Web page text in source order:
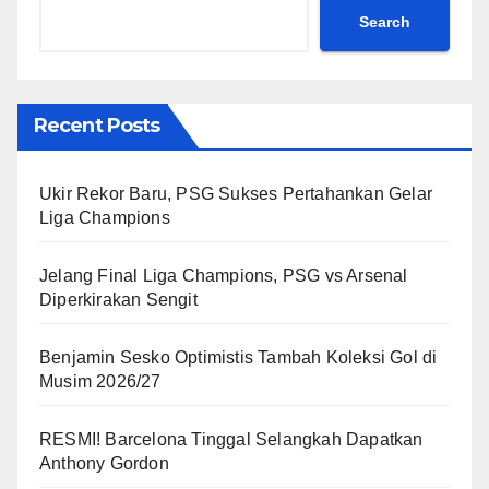
Search
Recent Posts
Ukir Rekor Baru, PSG Sukses Pertahankan Gelar
Liga Champions
Jelang Final Liga Champions, PSG vs Arsenal
Diperkirakan Sengit
Benjamin Sesko Optimistis Tambah Koleksi Gol di
Musim 2026/27
RESMI! Barcelona Tinggal Selangkah Dapatkan
Anthony Gordon